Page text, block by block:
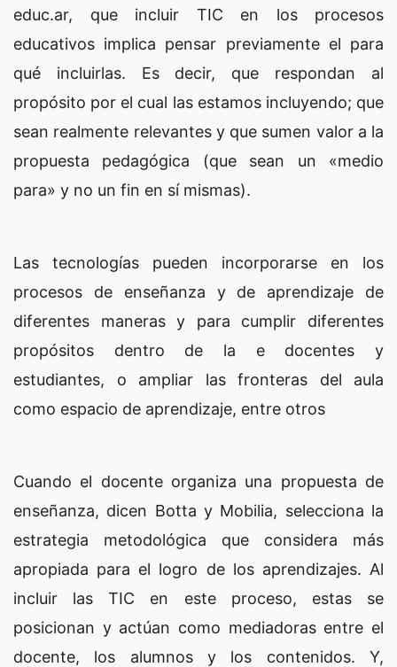
educ.ar, que incluir TIC en los procesos
educativos implica pensar previamente el para
qué incluirlas. Es decir, que respondan al
propósito por el cual las estamos incluyendo; que
sean realmente relevantes y que sumen valor a la
propuesta pedagógica (que sean un «medio
para» y no un fin en sí mismas).
Las tecnologías pueden incorporarse en los
procesos de enseñanza y de aprendizaje de
diferentes maneras y para cumplir diferentes
propósitos dentro de la e docentes y
estudiantes, o ampliar las fronteras del aula
como espacio de aprendizaje, entre otros
Cuando el docente organiza una propuesta de
enseñanza, dicen Botta y Mobilia, selecciona la
estrategia metodológica que considera más
apropiada para el logro de los aprendizajes. Al
incluir las TIC en este proceso, estas se
posicionan y actúan como mediadoras entre el
docente, los alumnos y los contenidos. Y,